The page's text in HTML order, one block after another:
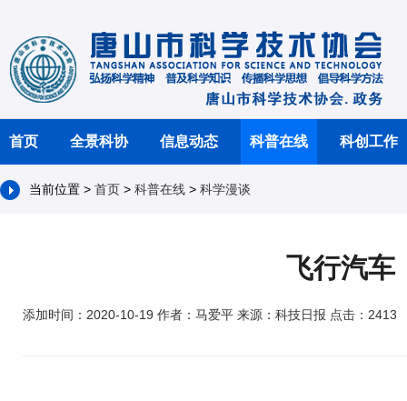
首页 全景科协 信息动态 科普在线 科创工作
当前位置 > 首页 > 科普在线 > 科学漫谈
飞行汽车
添加时间：2020-10-19 作者：马爱平 来源：科技日报 点击：2413